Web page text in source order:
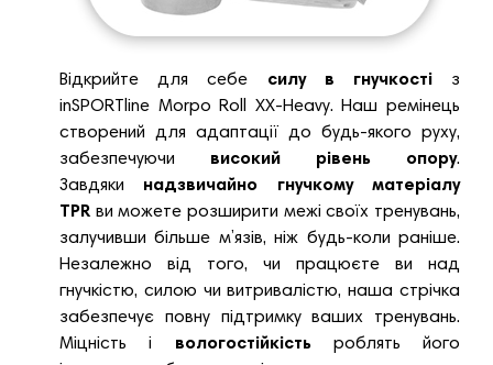
Відкрийте для себе силу в гнучкостіз
inSPORTline Morpo Roll XX-Heavy. Наш ремінець
створений для адаптації до будь-якого руху,
забезпечуючи високий рівень опору.
Завдяки надзвичайно гнучкому матеріалу
TPR ви можете розширити межі своїх тренувань,
залучивши більше м’язів, ніж будь-коли раніше.
Незалежно від того, чи працюєте ви над
гнучкістю, силою чи витривалістю, наша стрічка
забезпечує повну підтримку ваших тренувань.
Міцність і вологостійкістьроблять його